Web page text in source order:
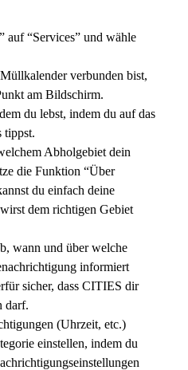
auf “Services” und wähle
verbunden bist,
am Bildschirm.
du lebst, indem du auf das
tippst.
Abholgebiet dein
die Funktion “Über
du einfach deine
dem richtigen Gebiet
wann und über welche
informiert
sicher, dass CITIES dir
darf.
(Uhrzeit, etc.)
einstellen, indem du